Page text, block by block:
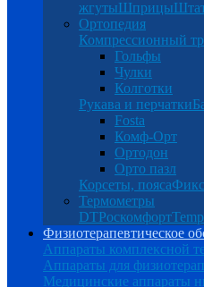
жгутыШприцы
Ортопедия
Компрессионный
Гольфы
Чулки
Колготки
Рукава и перчатки
Fosta
Комф-Орт
Ортодон
Орто пазл
Корсеты, пояса
Термометры
DTРоскомфорт
Физиотерапевтическое
Аппараты комплексной
Аппараты для
Медицинские аппараты